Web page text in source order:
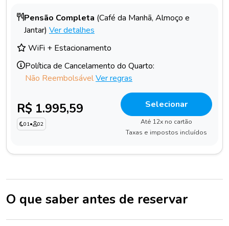
Pensão Completa (Café da Manhã, Almoço e
Jantar) Ver detalhes
WiFi + Estacionamento
Política de Cancelamento do Quarto:
Não ReembolsávelVer regras
R$ 1.995,59
01• 02
Selecionar
Até 12x no cartão
Taxas e impostos incluídos
O que saber antes de reservar